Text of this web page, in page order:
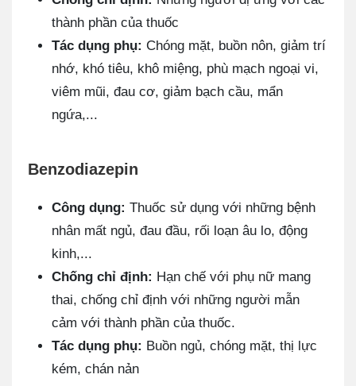
thành phần của thuốc
Tác dụng phụ: Chóng mặt, buồn nôn, giảm trí
nhớ, khó tiêu, khô miệng, phù mạch ngoại vi,
viêm mũi, đau cơ, giảm bạch cầu, mẩn
ngứa,...
Benzodiazepin
Công dụng: Thuốc sử dụng với những bệnh
nhân mất ngủ, đau đầu, rối loạn âu lo, động
kinh,...
Chống chỉ định: Hạn chế với phụ nữ mang
thai, chống chỉ định với những người mẫn
cảm với thành phần của thuốc.
Tác dụng phụ: Buồn ngủ, chóng mặt, thị lực
kém, chán nản